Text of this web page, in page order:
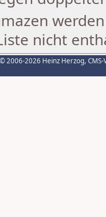
nicht
© 2006-2026 Heinz Herzog,